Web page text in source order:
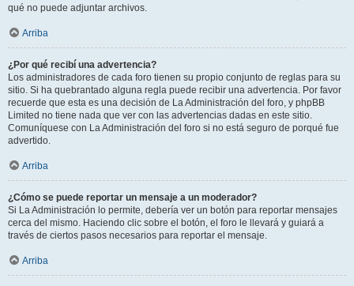
qué no puede adjuntar archivos.
Arriba
¿Por qué recibí una advertencia?
Los administradores de cada foro tienen su propio conjunto de reglas para su
sitio. Si ha quebrantado alguna regla puede recibir una advertencia. Por favor
recuerde que esta es una decisión de La Administración del foro, y phpBB
Limited no tiene nada que ver con las advertencias dadas en este sitio.
Comuníquese con La Administración del foro si no está seguro de porqué fue
advertido.
Arriba
¿Cómo se puede reportar un mensaje a un moderador?
Si La Administración lo permite, debería ver un botón para reportar mensajes
cerca del mismo. Haciendo clic sobre el botón, el foro le llevará y guiará a
través de ciertos pasos necesarios para reportar el mensaje.
Arriba